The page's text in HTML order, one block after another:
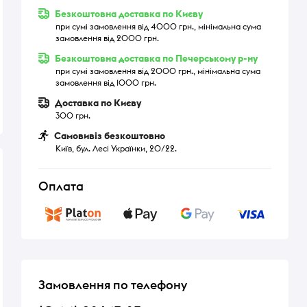
Безкоштовна доставка по Києву
при сумі замовлення від 4000 грн., мінімальна сума
замовлення від 2000 грн.
Безкоштовна доставка по Печерському р-ну
при сумі замовлення від 2000 грн., мінімальна сума
замовлення від 1000 грн.
Доставка по Києву
300 грн.
Самовивіз безкоштовно
Київ, бул. Лесі Українки, 20/22.
Оплата
Замовлення по телефону